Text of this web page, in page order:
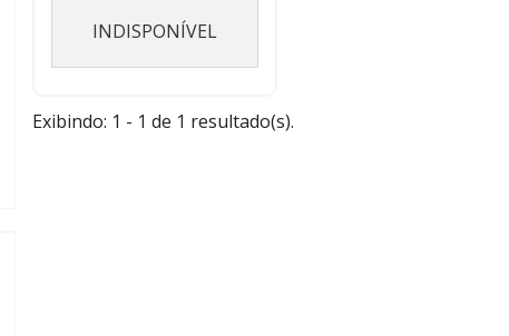
INDISPONÍVEL
Exibindo: 1 - 1 de 1 resultado(s).